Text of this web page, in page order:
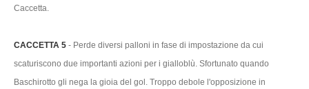
Caccetta.
CACCETTA 5 - Perde diversi palloni in fase di impostazione da cui
scaturiscono due importanti azioni per i gialloblù. Sfortunato quando
Baschirotto gli nega la gioia del gol. Troppo debole l'opposizione in